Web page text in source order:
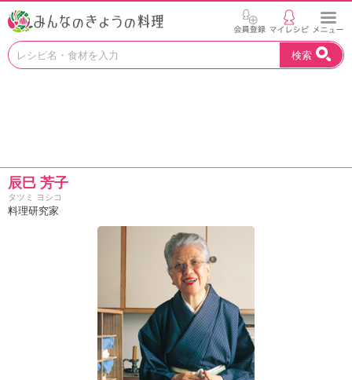
お
う
。
N
H
K
エ
デ
ュ
ケ
検索
辰巳 芳子
タツミ ヨシコ
料理研究家